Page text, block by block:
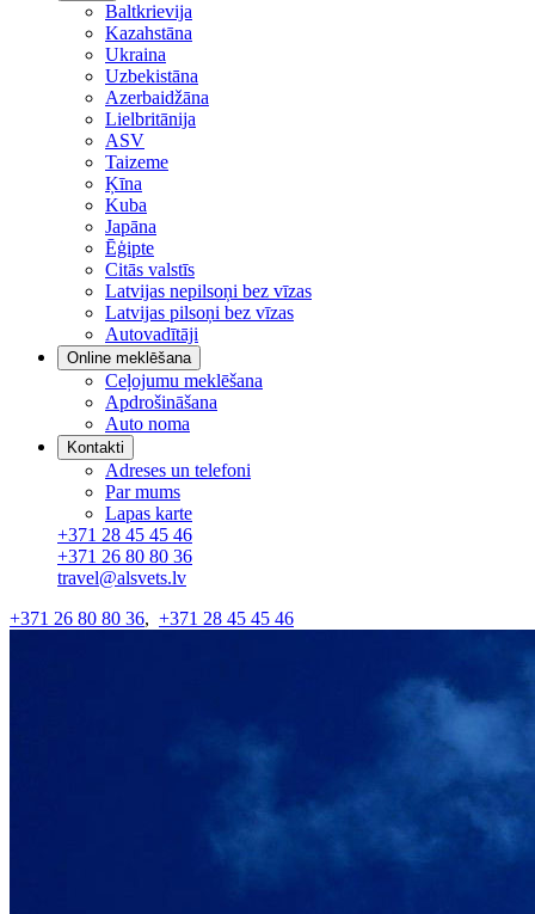
Baltkrievija
Kazahstāna
Ukraina
Uzbekistāna
Azerbaidžāna
Lielbritānija
ASV
Taizeme
Ķīna
Kuba
Japāna
Ēģipte
Citās valstīs
Latvijas nepilsoņi bez vīzas
Latvijas pilsoņi bez vīzas
Autovadītāji
Online meklēšana
Ceļojumu meklēšana
Apdrošināšana
Auto noma
Kontakti
Adreses un telefoni
Par mums
Lapas karte
+371 28 45 45 46
+371 26 80 80 36
travel@alsvets.lv
+371 26 80 80 36, +371 28 45 45 46